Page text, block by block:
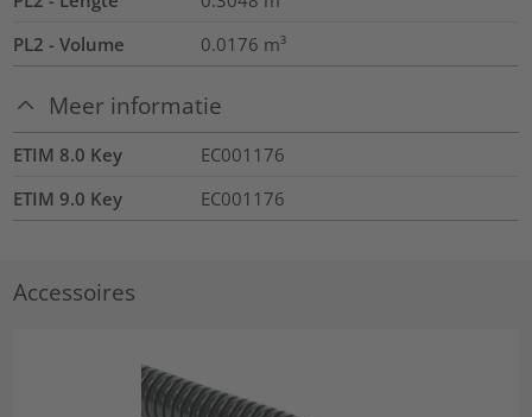
PL2 - Volume
0.0176 m³
Meer informatie
ETIM 8.0 Key
EC001176
ETIM 9.0 Key
EC001176
Accessoires